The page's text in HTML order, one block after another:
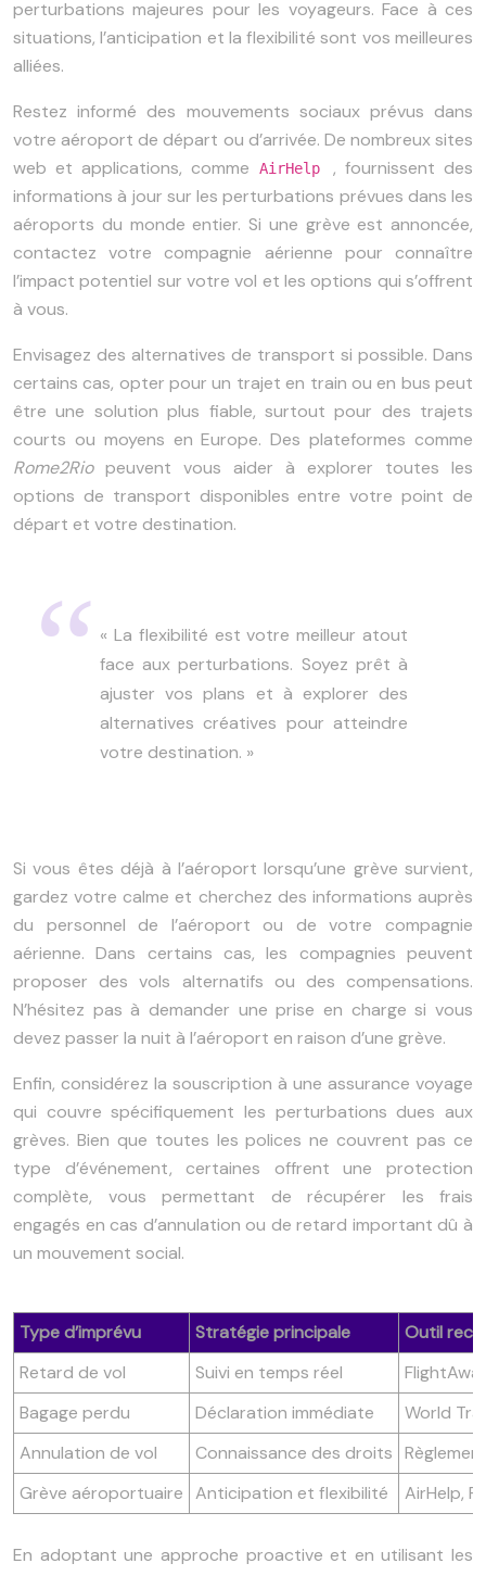
perturbations majeures pour les voyageurs. Face à ces
situations, l’anticipation et la flexibilité sont vos meilleures
alliées.
Restez informé des mouvements sociaux prévus dans
votre aéroport de départ ou d’arrivée. De nombreux sites
web et applications, comme
AirHelp , fournissent des
informations à jour sur les perturbations prévues dans les
aéroports du monde entier. Si une grève est annoncée,
contactez votre compagnie aérienne pour connaître
l’impact potentiel sur votre vol et les options qui s’offrent
à vous.
Envisagez des alternatives de transport si possible. Dans
certains cas, opter pour un trajet en train ou en bus peut
être une solution plus fiable, surtout pour des trajets
courts ou moyens en Europe. Des plateformes comme
Rome2Rio peuvent vous aider à explorer toutes les
options de transport disponibles entre votre point de
départ et votre destination.
« La flexibilité est votre meilleur atout
face aux perturbations. Soyez prêt à
ajuster vos plans et à explorer des
alternatives créatives pour atteindre
votre destination. »
Si vous êtes déjà à l’aéroport lorsqu’une grève survient,
gardez votre calme et cherchez des informations auprès
du personnel de l’aéroport ou de votre compagnie
aérienne. Dans certains cas, les compagnies peuvent
proposer des vols alternatifs ou des compensations.
N’hésitez pas à demander une prise en charge si vous
devez passer la nuit à l’aéroport en raison d’une grève.
Enfin, considérez la souscription à une assurance voyage
qui couvre spécifiquement les perturbations dues aux
grèves. Bien que toutes les polices ne couvrent pas ce
type d’événement, certaines offrent une protection
complète, vous permettant de récupérer les frais
engagés en cas d’annulation ou de retard important dû à
un mouvement social.
Type d’imprévu Stratégie principale
Outil
Retard de vol
Suivi en temps réel
Bagage perdu
Déclaration immédiate
World
Annulation de vol
Connaissance des droits
Grève aéroportuaire Anticipation et flexibilité AirHelp,
En adoptant une approche proactive et en utilisant les